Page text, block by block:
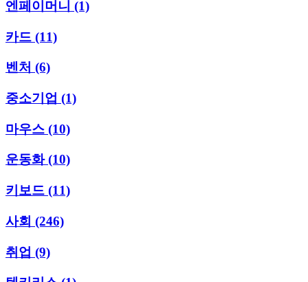
엔페이머니 (1)
카드 (11)
벤처 (6)
중소기업 (1)
마우스 (10)
운동화(10)
키보드 (11)
사회 (246)
취업 (9)